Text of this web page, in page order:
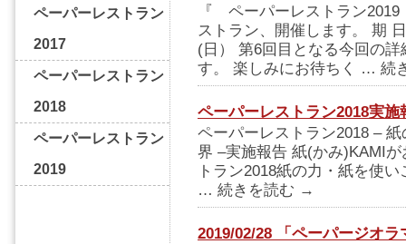
ペーパーレストラン
2017
ペーパーレストラン
2018
ペーパーレストラン
2019
『 ペーパーレストラン
ストラン、開催します。 期
(日） 第6回目となる今回の
す。 楽しみにお待ちく … 続
ペーパーレストラン2018実施
ペーパーレストラン2018 –
界 –実施報告 紙(かみ)KAMI
トラン2018紙の力・紙を使
… 続きを読む →
2019/02/28 「ペーパージオ